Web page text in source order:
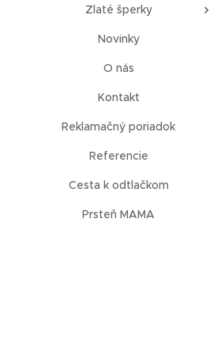
Zlaté šperky
Novinky
O nás
Kontakt
Reklamačný poriadok
Referencie
Cesta k odtlačkom
Prsteň MAMA